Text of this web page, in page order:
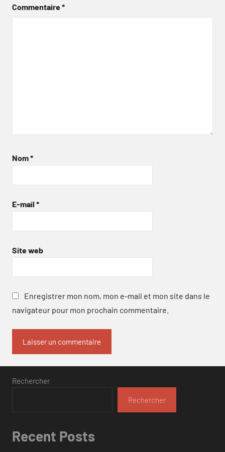
Commentaire*
Nom*
E-mail *
Site web
Enregistrer mon nom, mon e-mail et mon site dans le
navigateur pour mon prochain commentaire.
Rechercher
Rechercher
Recent Posts